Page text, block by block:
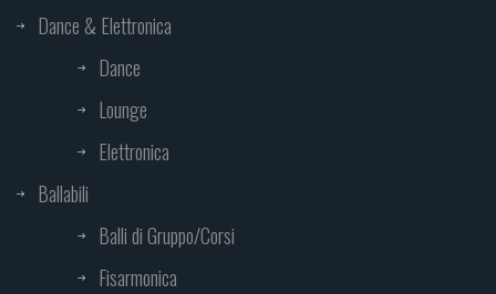
Dance & Elettronica
Dance
Lounge
Elettronica
Ballabili
Balli di Gruppo/Corsi
Fisarmonica